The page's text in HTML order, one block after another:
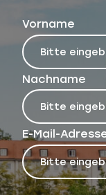
Vorname
Nachname
E-Mail-